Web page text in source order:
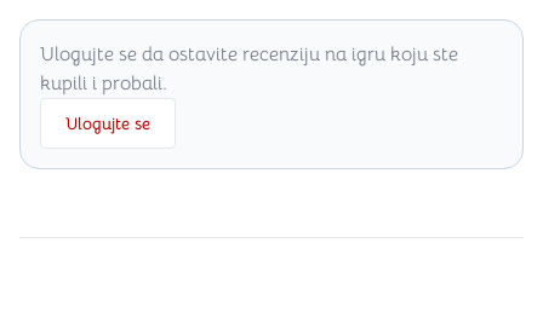
Ulogujte se da ostavite recenziju na igru koju ste
kupili i probali.
Ulogujte se